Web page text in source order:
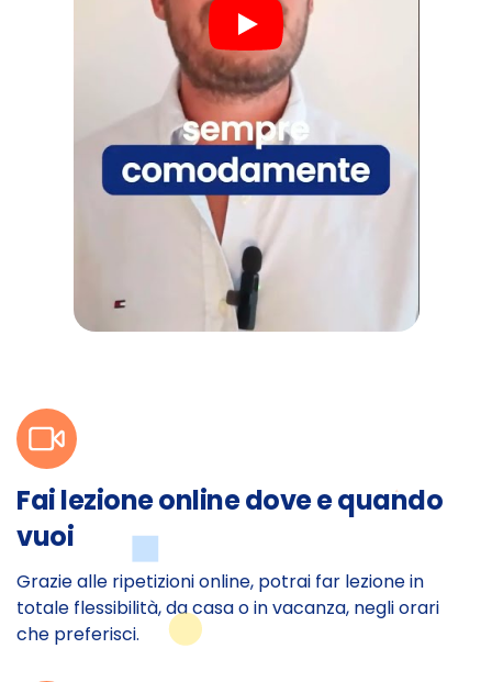
Fai lezione online dove e quando
vuoi
Grazie alle ripetizioni online, potrai far lezione in
totale flessibilità, da casa o in vacanza, negli orari
che preferisci.